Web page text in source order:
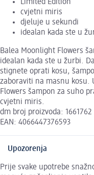
Limited Edition
cvjetni miris
djeluje u sekundi
idealan kada ste u
Balea Moonlight Flowers
idealan kada ste u žurbi.
stignete oprati kosu,
zaboraviti na masnu kosu.
Flowers šampon za suho
cvjetni miris.
dm broj proizvoda: 1661762
EAN: 4066447376593
Upozorenja
Prije svake upotrebe